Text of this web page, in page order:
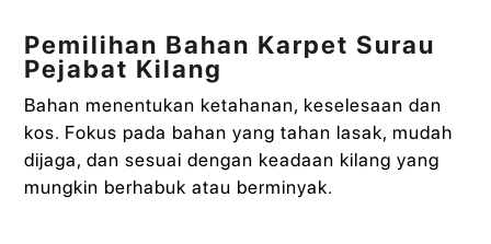
Pemilihan Bahan Karpet Surau
Pejabat Kilang
Bahan menentukan ketahanan, keselesaan dan
kos. Fokus pada bahan yang tahan lasak, mudah
dijaga, dan sesuai dengan keadaan kilang yang
mungkin berhabuk atau berminyak.